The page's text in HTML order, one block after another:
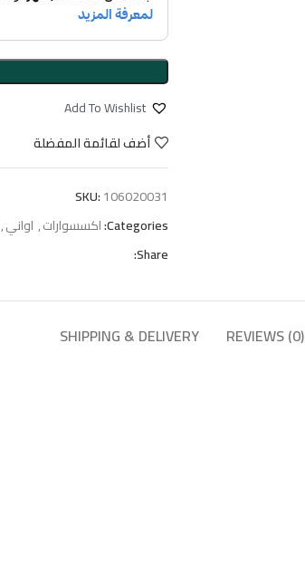
Add To Wishlist
أضف لقائمة المفضلة
SKU:106020031
Categories: اكسسوارات, اواني,
Share:
REVIEWS (0)
SHIPPING & DELIVERY